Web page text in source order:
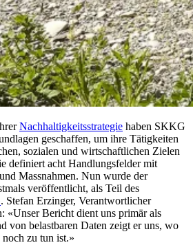
Nachhaltigkeitsstrategie haben SKKG
geschaffen, um ihre Tätigkeiten
sozialen und wirtschaftlichen Zielen
definiert acht Handlungsfelder mit
Massnahmen. Nun wurde der
veröffentlicht, als Teil des
. Stefan Erzinger, Verantwortlicher
«Unser Bericht dient uns primär als
von belastbaren Daten zeigt er uns, wo
zu tun ist.»